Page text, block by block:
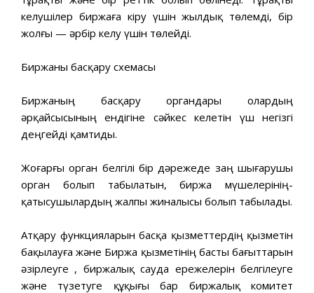
келушілер биржаға кіру үшін жылдық төлемді, бір
жолғы — әрбір келу үшін төлейді.
Биржаны басқару схемасы
Биржаның басқару органдары олардың
әрқайсысының ендігіне сәйкес келетін үш негізгі
деңгейді қамтиды.
Жоғарғы орган белгілі бір дәрежеде заң шығарушы
орган болып табылатын, биржа мүшелерінің-
қатысушылардың жалпы жиналысы болып табылады.
Атқару функцияларын басқа қызметтердің қызметін
бақылауға және Биржа қызметінің басты бағыттарын
әзірлеуге , биржалық сауда ережелерін белгілеуге
және түзетуге құқығы бар биржалық комитет